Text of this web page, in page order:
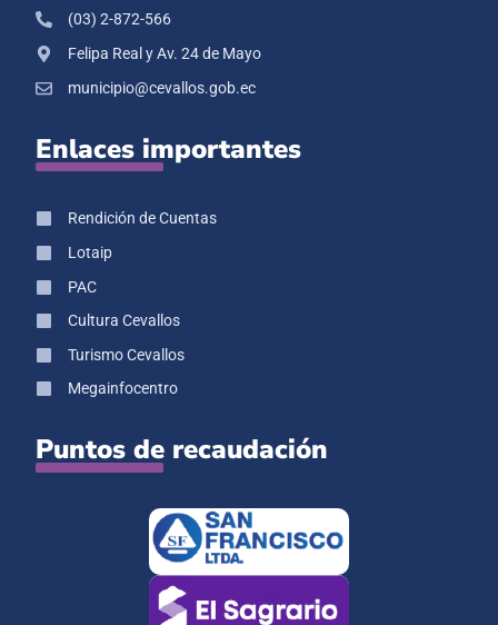
(03) 2-872-566
Felipa Real y Av. 24 de Mayo
municipio@cevallos.gob.ec
Enlaces importantes
Rendición de Cuentas
Lotaip
PAC
Cultura Cevallos
Turismo Cevallos
Megainfocentro
Puntos de recaudación